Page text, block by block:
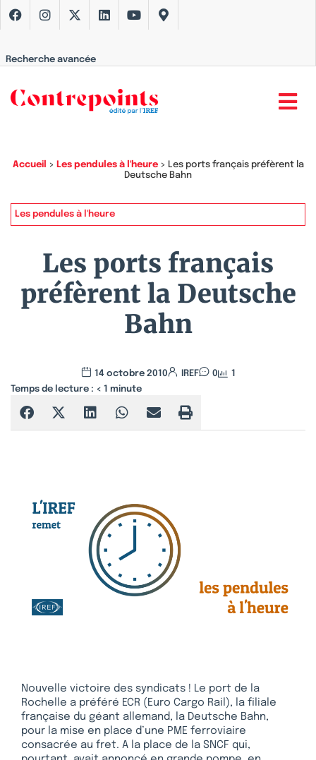
Recherche avancée
Accueil > Les pendules à l'heure> Les ports français préfèrent la
Deutsche Bahn
Les pendules à l'heure
Les ports français
préfèrent la Deutsche
Bahn
14 octobre 2010 IREF 0
1
Temps de lecture : < 1 minute
Nouvelle victoire des syndicats ! Le port de la
Rochelle a préféré ECR (Euro Cargo Rail), la filiale
française du géant allemand, la Deutsche Bahn,
pour la mise en place d’une PME ferroviaire
consacrée au fret. A la place de la SNCF qui,